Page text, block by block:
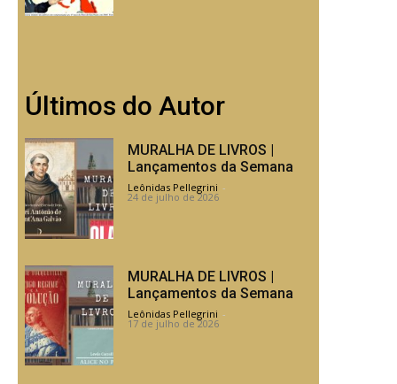
Últimos do Autor
MURALHA DE LIVROS |
Lançamentos da Semana
Leônidas Pellegrini -
24 de julho de 2026
MURALHA DE LIVROS |
Lançamentos da Semana
Leônidas Pellegrini -
17 de julho de 2026